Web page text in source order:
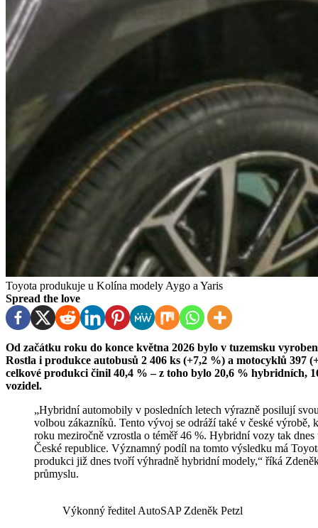
Toyota produkuje u Kolína modely Aygo a Yaris
Spread the love
Od začátku roku do konce května 2026 bylo v tuzemsku vyrobeno celkem 639 681 osobních aut – meziročně o 4,7 % více.
Rostla i produkce autobusů 2 406 ks (+7,2 %) a motocyklů 397
celkové produkci činil 40,4 % – z toho bylo 20,6 % hybridních,
vozidel.
„Hybridní automobily v posledních letech výrazně posilují svou pozici na evropském trhu, kde se staly nejoblíbenější
volbou zákazníků. Tento vývoj se odráží také v české výrobě,
roku meziročně vzrostla o téměř 46 %. Hybridní vozy tak
České republice. Významný podíl na tomto výsledku má
produkci již dnes tvoří výhradně hybridní modely,“ říká
průmyslu.
Výkonný ředitel AutoSAP Zdeněk Petzl